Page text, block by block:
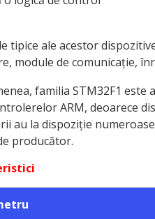
tipice ale acestor
module de comunicație,
familia STM32F1
ARM, deoarece
au la dispoziție
producător.